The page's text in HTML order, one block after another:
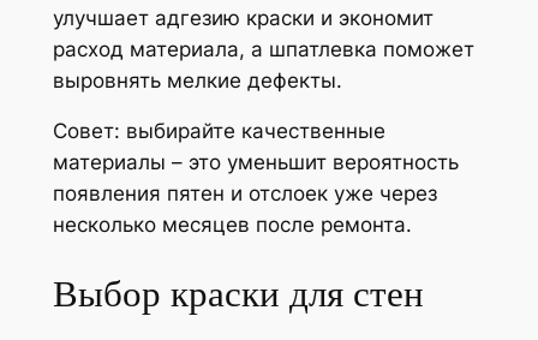
улучшает адгезию краски и экономит
расход материала, а шпатлевка поможет
выровнять мелкие дефекты.
Совет: выбирайте качественные
материалы – это уменьшит вероятность
появления пятен и отслоек уже через
несколько месяцев после ремонта.
Выбор краски для стен